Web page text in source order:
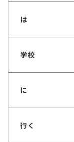
は
学校
に
行く